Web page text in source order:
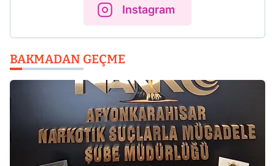
Instagram
BAKMADAN GEÇME